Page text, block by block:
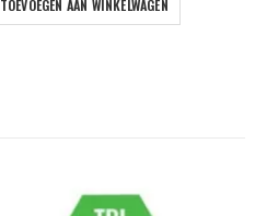
TOEVOEGEN AAN WINKELWAGEN